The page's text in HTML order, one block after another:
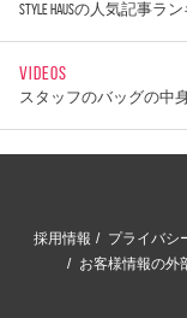
STYLE HAUSの人気記事ラ
VIDEOS
スタッフのバッグの中
採用情報 プライバシ
お客様情報の外